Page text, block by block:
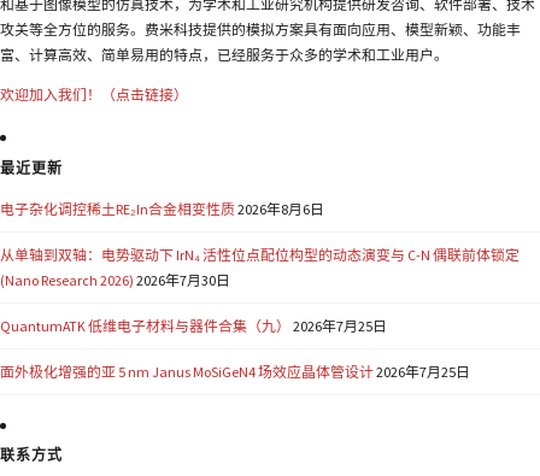
和基于图像模型的仿真技术，为学术和工业研究机构提供研发咨询、软件部署、技术
攻关等全方位的服务。费米科技提供的模拟方案具有面向应用、模型新颖、功能丰
富、计算高效、简单易用的特点，已经服务于众多的学术和工业用户。
欢迎加入我们！（点击链接）
最近更新
电子杂化调控稀土RE₂In合金相变性质2026年8月6日
从单轴到双轴：电势驱动下 IrN₄ 活性位点配位构型的动态演变与 C-N 偶联前体锁定
(Nano Research 2026) 2026年7月30日
QuantumATK 低维电子材料与器件合集（九） 2026年7月25日
面外极化增强的亚 5 nm Janus MoSiGeN4 场效应晶体管设计2026年7月25日
联系方式